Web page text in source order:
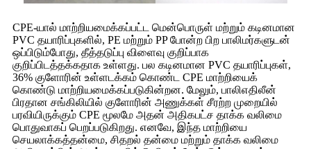
CPE-யால் மாற்றியமைக்கப்பட்ட மென்பொருள் மற்றும் கடினமான
PVC தயாரிப்புகளில், PE மற்றும் PP போன்ற பிற பாலிமர்களுடன்
ஒப்பிடும்போது, ​​தீத்தடுப்பு விளைவு குறிப்பாக
குறிப்பிடத்தக்கதாக உள்ளது. பல கடினமான PVC தயாரிப்புகள்,
36% குளோரின் உள்ளடக்கம் கொண்ட CPE மாற்றியைக்
கொண்டு மாற்றியமைக்கப்படுகின்றன. மேலும், பாலிஎதிலீன்
பிரதான சங்கிலியில் குளோரின் அணுக்கள் சீரற்ற முறையில்
பரவியிருக்கும் CPE மூலமே அதன் அதிகபட்ச தாக்க வலிமை
பொதுவாகப் பெறப்படுகிறது. எனவே, இந்த மாற்றியை
செயலாக்கத்தன்மை, சிதறல் தன்மை மற்றும் தாக்க வலிமை